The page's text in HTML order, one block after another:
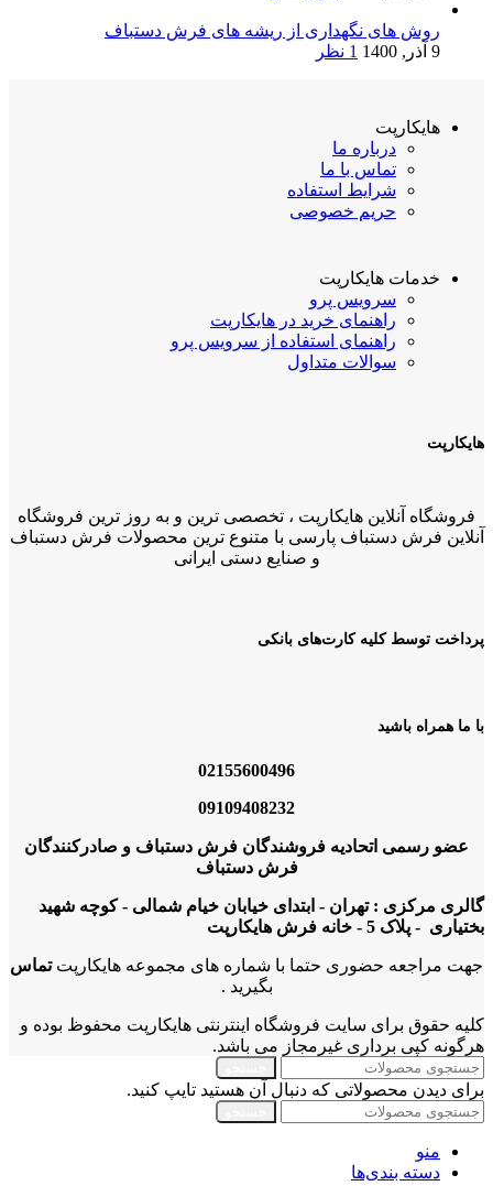
روش های نگهداری از ریشه های فرش دستباف
9 آذر, 1400
1 نظر
هایکارپت
درباره ما
تماس با ما
شرایط استفاده
حریم خصوصی
خدمات هایکارپت
سرویس پرو
راهنمای خرید در هایکارپت
راهنمای استفاده از سرویس پرو
سوالات متداول
هایکارپت
فروشگاه آنلاین هایکارپت ، تخصصی ترین و به روز ترین فروشگاه
آنلاین فرش دستباف پارسی با متنوع ترین محصولات فرش دستباف
و صنایع دستی ایرانی
پرداخت توسط کلیه کارت‌های بانکی
با ما همراه باشید
02155600496
09109408232
عضو رسمی اتحادیه فروشندگان فرش دستباف و صادرکنندگان
فرش دستباف
گالری مرکزی : تهران - ابتدای خیابان خیام شمالی - کوچه شهید
بختیاری - پلاک 5 - خانه فرش هایکارپت
جهت مراجعه حضوری حتما با شماره های مجموعه هایکارپتتماس
بگیرید .
کلیه حقوق برای سایت فروشگاه اینترنتی هایکارپت محفوظ بوده و
هرگونه کپی برداری غیرمجاز می باشد.
برای دیدن محصولاتی که دنبال آن هستید تایپ کنید.
منو
دسته بندی‌ها